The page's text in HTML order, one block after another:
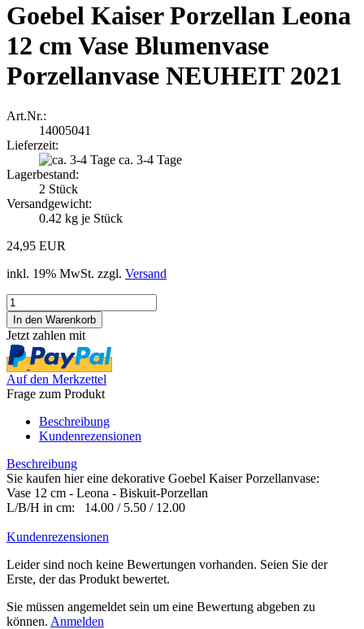
Goebel Kaiser Porzellan Leona
12 cm Vase Blumenvase
Porzellanvase NEUHEIT 2021
Art.Nr.:
14005041
Lieferzeit:
ca. 3-4 Tage
Lagerbestand:
2 Stück
Versandgewicht:
0.42 kg je Stück
24,95 EUR
inkl. 19% MwSt. zzgl. Versand
Jetzt zahlen mit
Auf den Merkzettel
Frage zum Produkt
Beschreibung
Kundenrezensionen
Beschreibung
Sie kaufen hier eine dekorative Goebel Kaiser Porzellanvase:
Vase 12 cm - Leona - Biskuit-Porzellan
L/B/H in cm: 14.00 / 5.50 / 12.00
Kundenrezensionen
Leider sind noch keine Bewertungen vorhanden. Seien Sie der
Erste, der das Produkt bewertet.
Sie müssen angemeldet sein um eine Bewertung abgeben zu
können. Anmelden